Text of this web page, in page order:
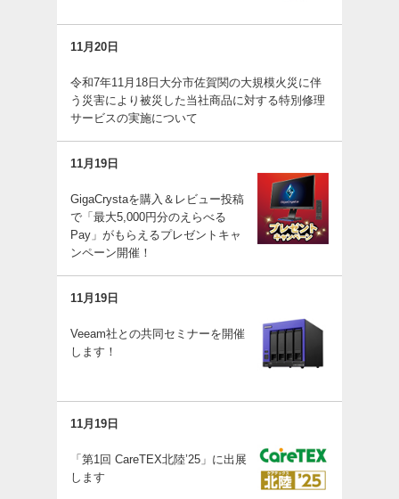
11月20日
令和7年11月18日大分市佐賀関の大規模火災に伴
う災害により被災した当社商品に対する特別修理
サービスの実施について
11月19日
GigaCrystaを購入＆レビュー投稿
で「最大5,000円分のえらべる
Pay」がもらえるプレゼントキャ
ンペーン開催！
11月19日
Veeam社との共同セミナーを開催
します！
11月19日
「第1回 CareTEX北陸’25」に出展
します